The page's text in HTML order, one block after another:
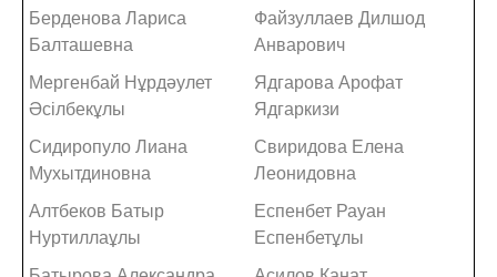
Берденова Лариса
Балташевна
Файзуллаев Дилшод
Анварович
Мергенбай Нұрдәулет
Әсілбекұлы
Ядгарова Арофат
Ядгаркизи
Сидиропуло Лиана
Мухытдиновна
Свиридова Елена
Леонидовна
Алтбеков Батыр
Нуртиллаұлы
Еспенбет Рауан
Еспенбетұлы